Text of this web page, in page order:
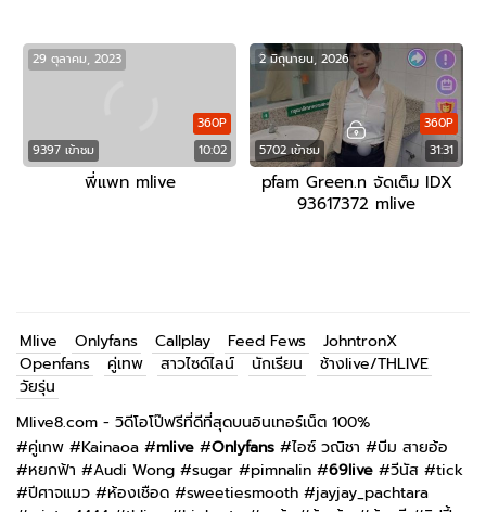
9397 เข้าชม 10:02
360P
29 ตุลาคม, 2023
พี่แพท mlive
5702 เข้าชม 31:31
360P
2 มิถุนายน, 2026
pfam Green.n จัดเต็ม IDX
93617372 mlive
Mlive Onlyfans Callplay Feed Fews
JohntronX
Openfans
คู่เทพ สาวไซด์ไลน์ นักเรียน
ช้างlive/THLIVE
วัยรุ่น
Mlive8.com - วิดีโอโป๊ฟรีที่ดีที่สุดบนอินเทอร์เน็ต 100%
#คู่เทพ #Kainaoa #mlive #Onlyfans #ไอซ์ วณิชา #บีม สายอ้อ
#หยกฟ้า #Audi Wong #sugar #pimnalin #69live #วีนัส #tick
#ปีศาจแมว #ห้องเชือด #sweetiesmooth #jayjay_pachtara